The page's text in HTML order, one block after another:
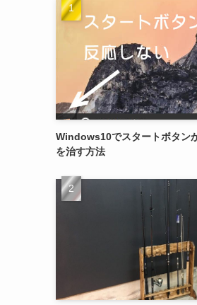
Windows10でスタートボタン
を治す方法